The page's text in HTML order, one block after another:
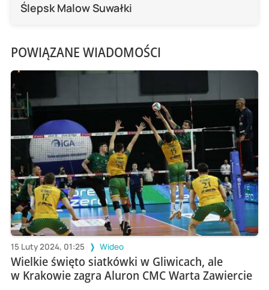
Ślepsk Malow Suwałki
POWIĄZANE WIADOMOŚCI
15 Luty 2024, 01:25 Wideo
Wielkie święto siatkówki w Gliwicach, ale
w Krakowie zagra Aluron CMC Warta Zawiercie